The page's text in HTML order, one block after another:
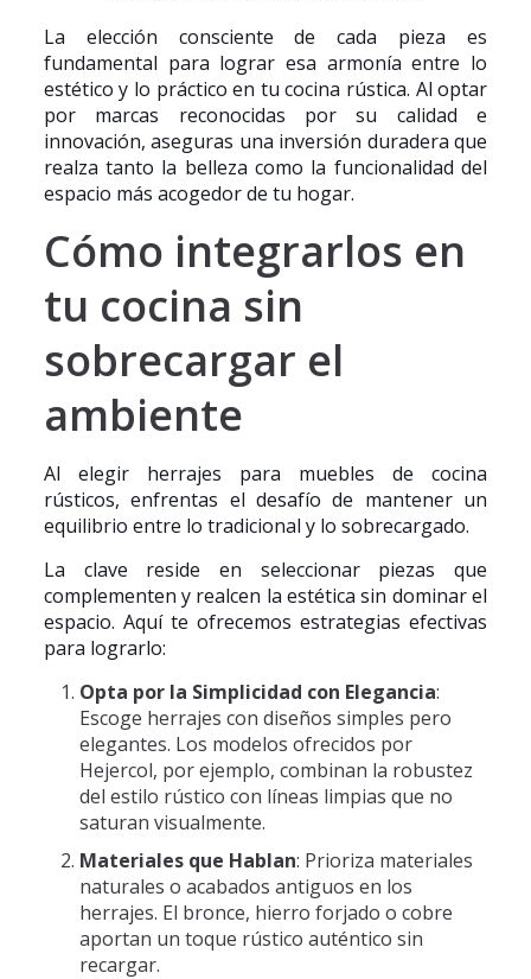
La elección consciente de cada pieza es
fundamental para lograr esa armonía entre lo
estético y lo práctico en tu cocina rústica. Al optar
por marcas reconocidas por su calidad e
innovación, aseguras una inversión duradera que
realza tanto la belleza como la funcionalidad del
espacio más acogedor de tu hogar.
Cómo integrarlos en
tu cocina sin
sobrecargar el
ambiente
Al elegir herrajes para muebles de cocina
rústicos, enfrentas el desafío de mantener un
equilibrio entre lo tradicional y lo sobrecargado.
La clave reside en seleccionar piezas que
complementen y realcen la estética sin dominar el
espacio. Aquí te ofrecemos estrategias efectivas
para lograrlo:
Opta por la Simplicidad con Elegancia:
Escoge herrajes con diseños simples pero
elegantes. Los modelos ofrecidos por
Hejercol, por ejemplo, combinan la robustez
del estilo rústico con líneas limpias que no
saturan visualmente.
Materiales que Hablan: Prioriza materiales
naturales o acabados antiguos en los
herrajes. El bronce, hierro forjado o cobre
aportan un toque rústico auténtico sin
recargar.